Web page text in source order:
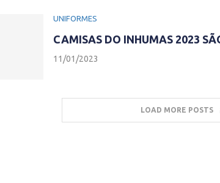
UNIFORMES
CAMISAS DO INHUMAS 2023
11/01/2023
LOAD MORE POSTS